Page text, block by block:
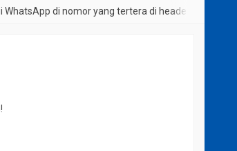
di nomor yang tertera di header Website